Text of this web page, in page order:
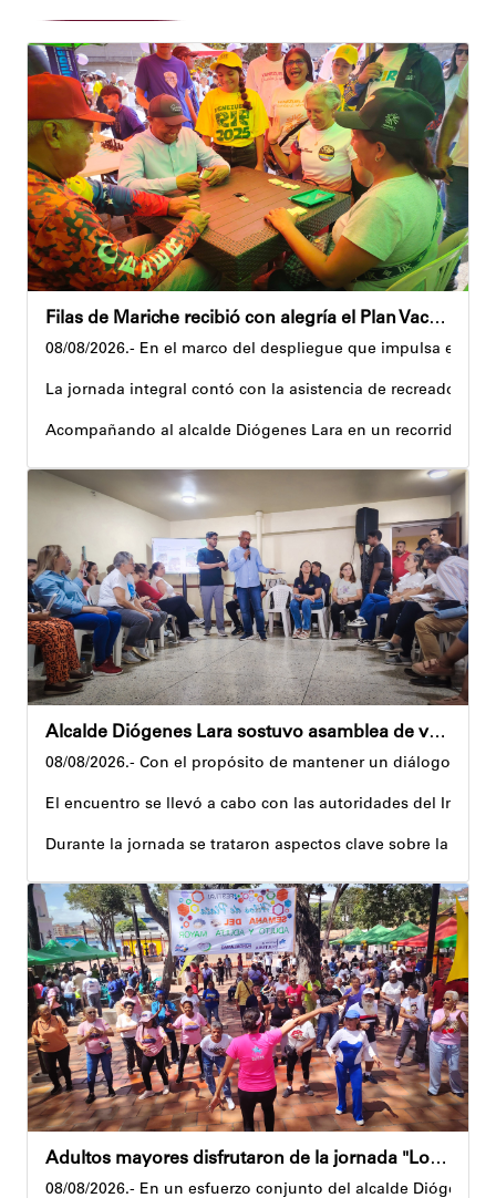
Filas de Mariche recibió con alegría el Plan Vacacional Venezuela RÍE 2026
08/08/2026.- En el marco del despliegue que impulsa el
La jornada integral contó con la asistencia de recreadores
Acompañando al alcalde Diógenes Lara en un recorrido,
Al respecto, señaló dos espacios permanentes habilitados
Precisamente, el Plan Vacacional Venezuela RÍE 2026
Andyvell Román
Alcalde Diógenes Lara sostuvo asamblea de vecinos con juntas de condominio de Palo Verde
08/08/2026.- Con el propósito de mantener un diálogo
El encuentro se llevó a cabo con las autoridades del
Durante la jornada se trataron aspectos clave sobre la
El alcalde tomó nota de las quejas, sugerencias y
Además, estas acciones se ejecutan en articulación con
Andyvell Román
Adultos mayores disfrutaron de la jornada "Los abuelos ríen, Venezuela ríe"
08/08/2026.- En un esfuerzo conjunto del alcalde